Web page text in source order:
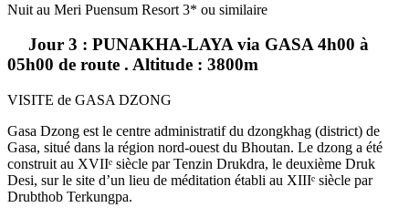
Nuit au Meri Puensum Resort 3* ou similaire
Jour 3 : PUNAKHA-LAYA via GASA 4h00 à
05h00 de route . Altitude : 3800m
VISITE de GASA DZONG
Gasa Dzong est le centre administratif du dzongkhag (district) de
Gasa, situé dans la région nord-ouest du Bhoutan. Le dzong a été
construit au XVIIᵉ siècle par Tenzin Drukdra, le deuxième Druk
Desi, sur le site d’un lieu de méditation établi au XIIIᵉ siècle par
Drubthob Terkungpa.